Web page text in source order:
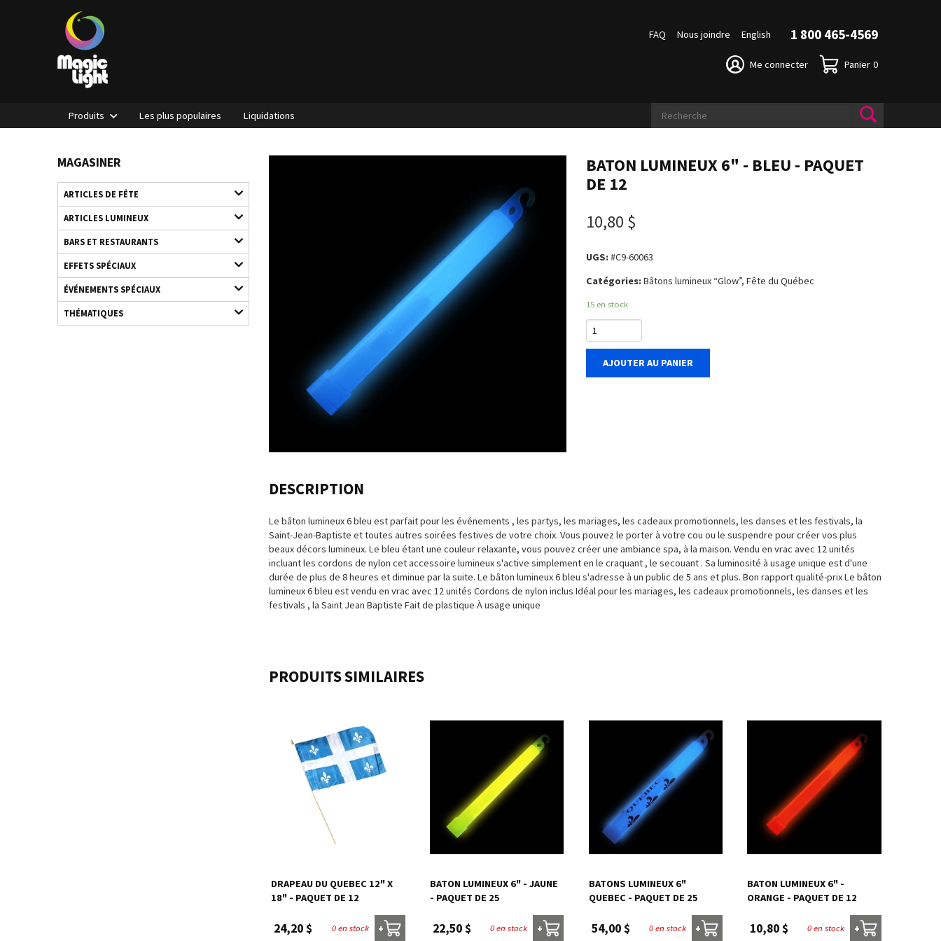
FAQ Nous joindre English 1 800 465-4569
Me connecter Panier 0
Produits Les plus populaires Liquidations
MAGASINER
ARTICLES DE FÊTE
ARTICLES LUMINEUX
BARS ET RESTAURANTS
EFFETS SPÉCIAUX
ÉVÉNEMENTS SPÉCIAUX
THÉMATIQUES
BATON LUMINEUX 6" - BLEU - PAQUET
DE 12
10,80 $
UGS:#C9-60063
Catégories:Bâtons lumineux “Glow”, Fête du Québec
15 en stock
AJOUTER AU PANIER
DESCRIPTION
Le bâton lumineux 6 bleu est parfait pour les événements , les partys, les mariages, les cadeaux promotionnels, les danses et les festivals, la
Saint-Jean-Baptiste et toutes autres soirées festives de votre choix. Vous pouvez le porter à votre cou ou le suspendre pour créer vos plus
beaux décors lumineux. Le bleu étant une couleur relaxante, vous pouvez créer une ambiance spa, à la maison. Vendu en vrac avec 12 unités
incluant les cordons de nylon cet accessoire lumineux s'active simplement en le craquant , le secouant . Sa luminosité à usage unique est d'une
durée de plus de 8 heures et diminue par la suite. Le bâton lumineux 6 bleu s'adresse à un public de 5 ans et plus. Bon rapport qualité-prix Le bâton
lumineux 6 bleu est vendu en vrac avec 12 unités Cordons de nylon inclus Idéal pour les mariages, les cadeaux promotionnels, les danses et les
festivals , la Saint Jean Baptiste Fait de plastique À usage unique
PRODUITS SIMILAIRES
DRAPEAU DU QUEBEC 12" X
18" - PAQUET DE 12
24,20 $ 0 en stock +
BATON LUMINEUX 6" - JAUNE
- PAQUET DE 25
22,50 $ 0 en stock +
BATONS LUMINEUX 6"
QUEBEC - PAQUET DE 25
54,00 $ 0 en stock +
BATON LUMINEUX 6" -
ORANGE - PAQUET DE 12
10,80 $ 0 en stock +